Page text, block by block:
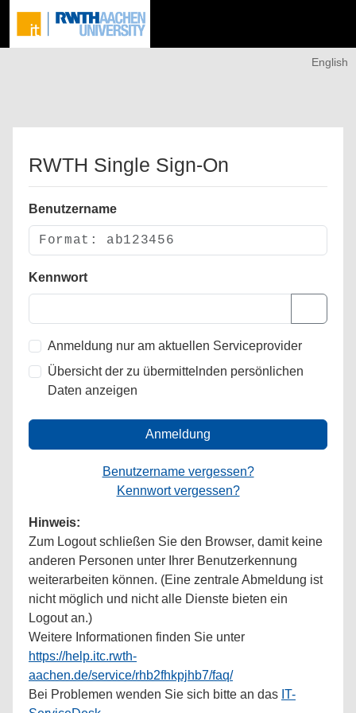
English
RWTH Single Sign-On
Benutzername
Kennwort
Anmeldung nur am aktuellen Serviceprovider
Übersicht der zu übermittelnden persönlichen
Daten anzeigen
Anmeldung
Benutzername vergessen?
Kennwort vergessen?
Hinweis:
Zum Logout schließen Sie den Browser, damit keine
anderen Personen unter Ihrer Benutzerkennung
weiterarbeiten können. (Eine zentrale Abmeldung ist
nicht möglich und nicht alle Dienste bieten ein
Logout an.)
Weitere Informationen finden Sie unter
https://help.itc.rwth-
aachen.de/service/rhb2fhkpjhb7/faq/
Bei Problemen wenden Sie sich bitte an das IT-